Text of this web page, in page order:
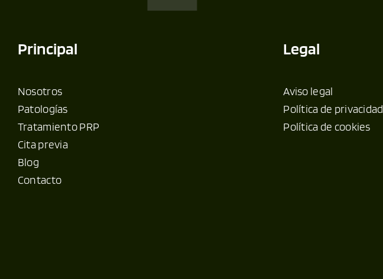
Principal
Nosotros
Patologías
Tratamiento PRP
Cita previa
Blog
Contacto
Legal
Aviso legal
Política de privacidad
Política de cookies